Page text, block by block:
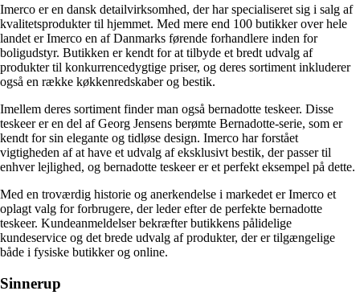
Imerco er en dansk detailvirksomhed, der har specialiseret sig i salg af
kvalitetsprodukter til hjemmet. Med mere end 100 butikker over hele
landet er Imerco en af Danmarks førende forhandlere inden for
boligudstyr. Butikken er kendt for at tilbyde et bredt udvalg af
produkter til konkurrencedygtige priser, og deres sortiment inkluderer
også en række køkkenredskaber og bestik.
Imellem deres sortiment finder man også bernadotte teskeer. Disse
teskeer er en del af Georg Jensens berømte Bernadotte-serie, som er
kendt for sin elegante og tidløse design. Imerco har forstået
vigtigheden af at have et udvalg af eksklusivt bestik, der passer til
enhver lejlighed, og bernadotte teskeer er et perfekt eksempel på dette.
Med en troværdig historie og anerkendelse i markedet er Imerco et
oplagt valg for forbrugere, der leder efter de perfekte bernadotte
teskeer. Kundeanmeldelser bekræfter butikkens pålidelige
kundeservice og det brede udvalg af produkter, der er tilgængelige
både i fysiske butikker og online.
Sinnerup